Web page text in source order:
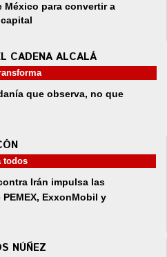
México para convertir a
CADENA ALCALÁ
que observa, no que
todos
Irán impulsa las
ExxonMobil y
NÚÑEZ